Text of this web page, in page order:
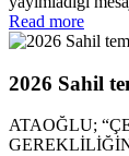
Read more
2026 Sahil
ATAOĞLU;